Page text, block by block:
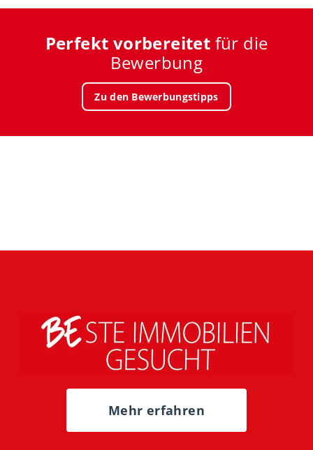
Perfekt vorbereitet für die
Bewerbung
Zu den Bewerbungstipps
Mehr erfahren